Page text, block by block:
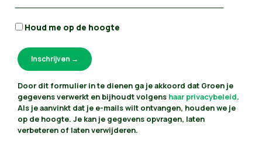
Houd me op de hoogte
Door dit formulier in te dienen ga je akkoord dat Groen je
gegevens verwerkt en bijhoudt volgens haar privacybeleid.
Als je aanvinkt dat je e-mails wilt ontvangen, houden we je
op de hoogte. Je kan je gegevens opvragen, laten
verbeteren of laten verwijderen.